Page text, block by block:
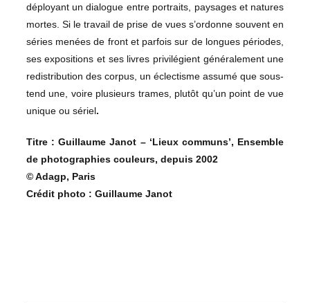
déployant un dialogue entre portraits, paysages et natures
mortes. Si le travail de prise de vues s’ordonne souvent en
séries menées de front et parfois sur de longues périodes,
ses expositions et ses livres privilégient généralement une
redistribution des corpus, un éclectisme assumé que sous-
tend une, voire plusieurs trames, plutôt qu’un point de vue
unique ou sériel.
Titre : Guillaume Janot – ‘Lieux communs’, Ensemble
de photographies couleurs, depuis 2002
© Adagp, Paris
Crédit photo : Guillaume Janot